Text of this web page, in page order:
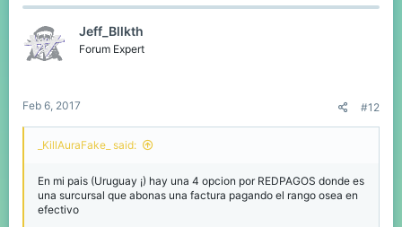
Jeff_Bllkth
Forum Expert
Feb 6, 2017 #12
_KillAuraFake_ said:
En mi pais (Uruguay ¡) hay una 4 opcion por REDPAGOS donde es
una surcursal que abonas una factura pagando el rango osea en
efectivo